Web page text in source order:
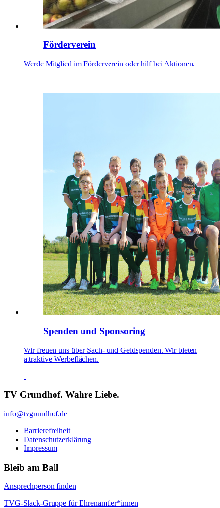
Förderverein
Werde Mitglied im Förderverein oder hilf bei Aktionen.
Spenden und Sponsoring
Wir freuen uns über Sach- und Geldspenden. Wir bieten
attraktive Werbeflächen.
TV Grundhof. Wahre Liebe.
info@tvgrundhof.de
Barrierefreiheit
Datenschutzerklärung
Impressum
Bleib am Ball
Ansprechperson finden
TVG-Slack-Gruppe für Ehrenamtler*innen